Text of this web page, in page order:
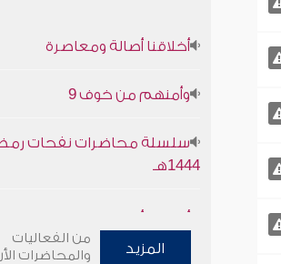
1444هـ
وأمنهم من خوف 9
المزيد
من الفعاليات
والمحاضرات